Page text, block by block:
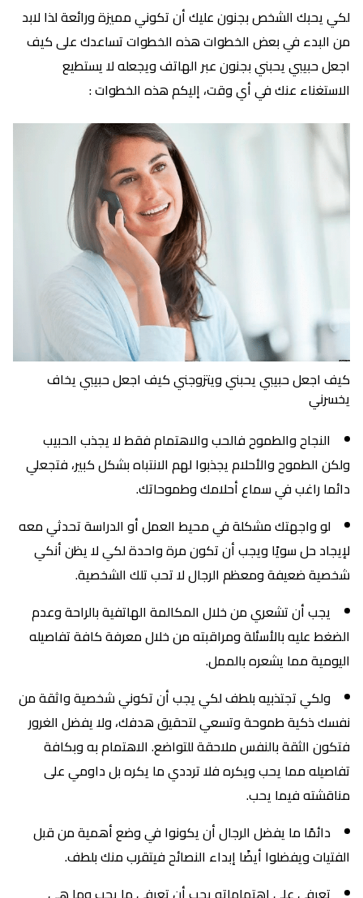
لكي يحبك الشخص بجنون عليك أن تكوني مميزة ورائعة لذا لابد
من البدء في بعض الخطوات هذه الخطوات تساعدك على كيف
اجعل حبيبي يحبني بجنون عبر الهاتف ويجعله لا يستطيع
الاستغناء عنك في أي وقت، إليكم هذه الخطوات :
كيف اجعل حبيبي يحبني ويتزوجني كيف اجعل حبيبي يخاف
يخسرني
النجاح والطموح فالحب والاهتمام فقط لا يجذب الحبيب
ولكن الطموح والأحلام يجذبوا لهم الانتباه بشكل كبير، فتجعلي
دائما راغب في سماع أحلامك وطموحاتك.
لو واجهتك مشكلة في محيط العمل أو الدراسة تحدثي معه
لإيجاد حل سويًا ويجب أن تكون مرة واحدة لكي لا يظن أنكي
شخصية ضعيفة ومعظم الرجال لا تحب تلك الشخصية.
يجب أن تشعري من خلال المكالمة الهاتفية بالراحة وعدم
الضغط عليه بالأسئلة ومراقبته من خلال معرفة كافة تفاصيله
اليومية مما يشعره بالممل.
ولكي تجتذبيه بلطف لكي يجب أن تكوني شخصية واثقة من
نفسك ذكية طموحة وتسعي لتحقيق هدفك، ولا يفضل الغرور
فتكون الثقة بالنفس ملاحقة للتواضع. الاهتمام به وبكافة
تفاصيله مما يحب ويكره فلا ترددي ما يكره بل داومي على
مناقشته فيما يحب.
دائمًا ما يفضل الرجال أن يكونوا في وضع أهمية من قبل
الفتيات ويفضلوا أيضًا إبداء النصائح فيتقرب منك بلطف.